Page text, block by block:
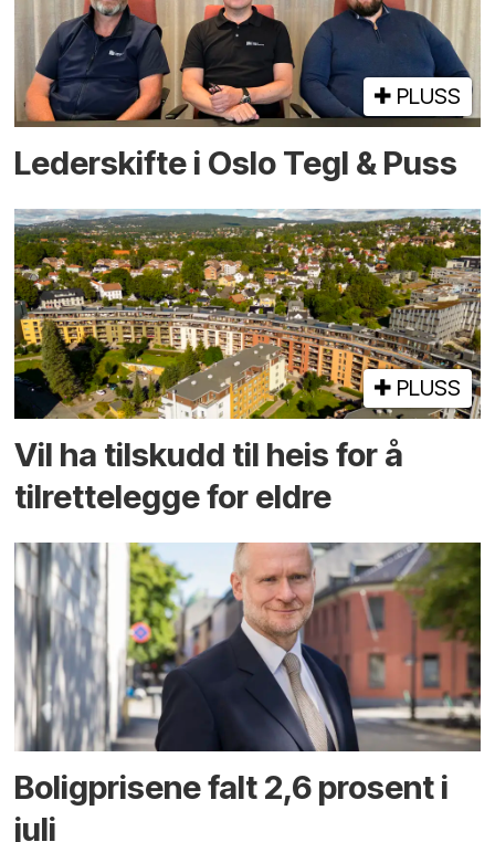
PLUSS
Lederskifte i Oslo Tegl & Puss
PLUSS
Vil ha tilskudd til heis for å
tilrettelegge for eldre
Boligprisene falt 2,6 prosent i
juli